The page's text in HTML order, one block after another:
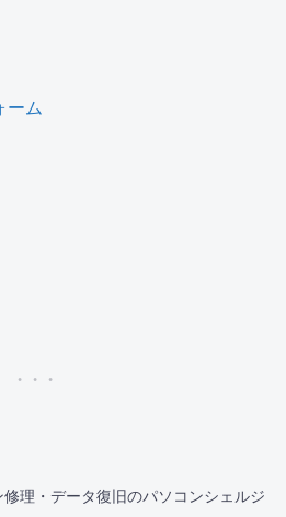
ーム
理・データ復旧のパソコンシェルジ